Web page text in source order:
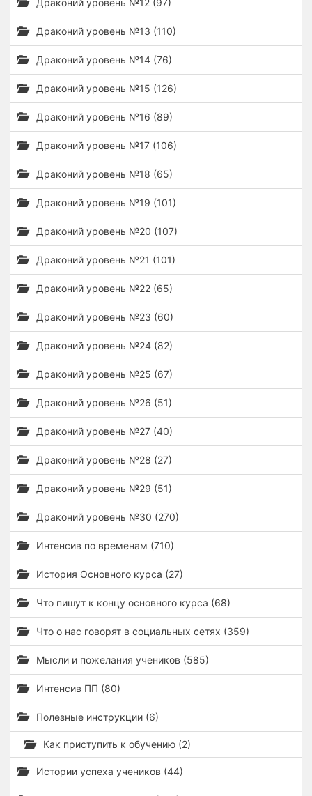
Драконий уровень №12 (97)
Драконий уровень №13 (110)
Драконий уровень №14 (76)
Драконий уровень №15 (126)
Драконий уровень №16 (89)
Драконий уровень №17 (106)
Драконий уровень №18 (65)
Драконий уровень №19 (101)
Драконий уровень №20 (107)
Драконий уровень №21 (101)
Драконий уровень №22 (65)
Драконий уровень №23 (60)
Драконий уровень №24 (82)
Драконий уровень №25 (67)
Драконий уровень №26 (51)
Драконий уровень №27 (40)
Драконий уровень №28 (27)
Драконий уровень №29 (51)
Драконий уровень №30 (270)
Интенсив по временам (710)
История Основного курса (27)
Что пишут к концу основного курса (68)
Что о нас говорят в социальных сетях (359)
Мысли и пожелания учеников (585)
Интенсив ПП (80)
Полезные инструкции (6)
Как приступить к обучению (2)
Истории успеха учеников (44)